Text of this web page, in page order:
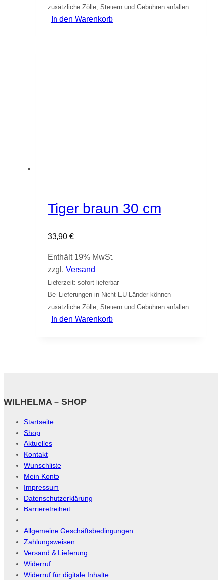
zusätzliche Zölle, Steuern und Gebühren anfallen.
In den Warenkorb
Tiger braun 30 cm
33,90 €
Enthält 19% MwSt.
zzgl. Versand
Lieferzeit: sofort lieferbar
Bei Lieferungen in Nicht-EU-Länder können
zusätzliche Zölle, Steuern und Gebühren anfallen.
In den Warenkorb
WILHELMA – SHOP
Startseite
Shop
Aktuelles
Kontakt
Wunschliste
Mein Konto
Impressum
Datenschutzerklärung
Barrierefreiheit
Allgemeine Geschäftsbedingungen
Zahlungsweisen
Versand & Lieferung
Widerruf
Widerruf für digitale Inhalte